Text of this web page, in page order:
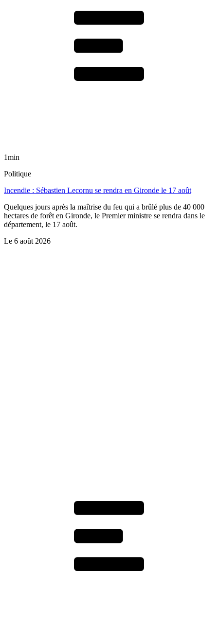
1min
Politique
Incendie : Sébastien Lecornu se rendra en Gironde le 17 août
Quelques jours après la maîtrise du feu qui a brûlé plus de 40 000
hectares de forêt en Gironde, le Premier ministre se rendra dans le
département, le 17 août.
Le 6 août 2026